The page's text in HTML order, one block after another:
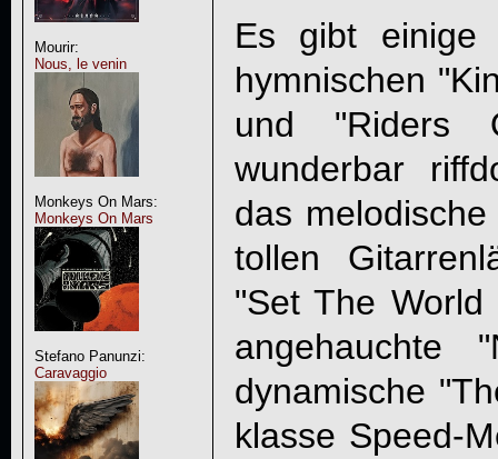
Mourir:
Nous, le venin
Monkeys On Mars:
Monkeys On Mars
Stefano Panunzi:
Caravaggio
Es gibt einige
hymnischen
und "Riders
wunderbar
das
tollen
"Set The
angehauchte
dynamische
klasse Speed-